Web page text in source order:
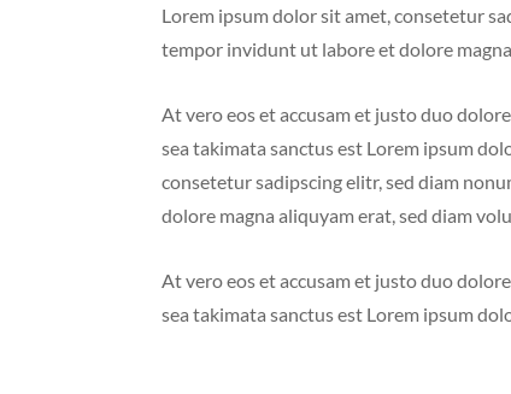
Lorem ipsum dolor sit amet, consetetur
tempor invidunt ut labore et dolore
At vero eos et accusam et justo duo
sea takimata sanctus est Lorem ipsum
consetetur sadipscing elitr, sed diam
dolore magna aliquyam erat, sed diam
At vero eos et accusam et justo duo
sea takimata sanctus est Lorem ipsum